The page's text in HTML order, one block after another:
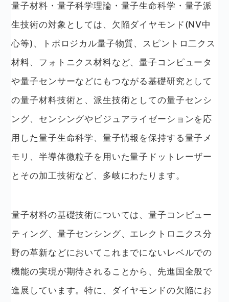
量子材料・量子科学理論・量子生命科学・量子派
生技術の対象としては、欠陥ダイヤモンド(NV中
心等)、トポロジカル量子物質、スピントロ二クス
材料、フォトニクス材料など、量子コンピュータ
や量子センサーなどにもつながる基礎研究として
の量子材料技術と、派生技術としての量子センシ
ング、センシングやビジュアライゼーションを応
用した量子生命科学、量子情報を保持する量子メ
モリ、半導体微粒子を用いた量子ドットレーザー
とその加工技術など、多岐にわたります。
量子材料の基礎技術については、量子コンピュー
ティング、量子センシング、エレクトロニクス分
野の革新などにおいてこれまでにないレベルでの
機能の実現が期待されることから、先進国全般で
進展しています。特に、ダイヤモンドの欠陥にお